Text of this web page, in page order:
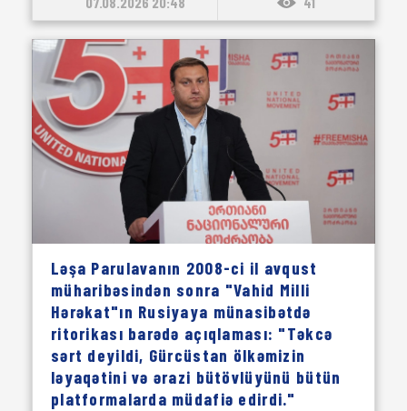
Ləşa Parulavanın 2008-ci il avqust
müharibəsindən sonra "Vahid Milli
Hərəkat"ın Rusiyaya münasibətdə
ritorikası barədə açıqlaması: "Təkcə
sərt deyildi, Gürcüstan ölkəmizin
ləyaqətini və ərazi bütövlüyünü bütün
platformalarda müdafiə edirdi."